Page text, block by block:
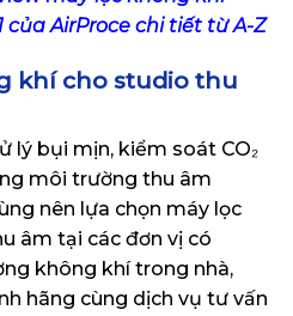
của AirProce chi tiết từ A-Z
khí cho studio thu
lý bụi mịn, kiểm soát CO₂
môi trường thu âm
nên lựa chọn máy lọc
âm tại các đơn vị có
không khí trong nhà,
hãng cùng dịch vụ tư vấn